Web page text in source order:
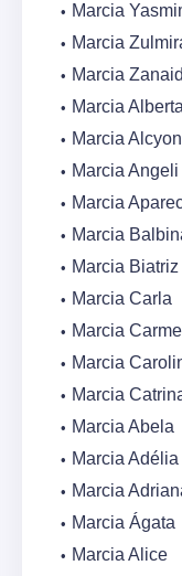
Marcia
Marcia
Marcia
Marcia Alberta
Marcia
Marcia Angeli
Marcia
Marcia
Marcia Biatriz
Marcia Carla
Marcia
Marcia
Marcia
Marcia Abela
Marcia Adélia
Marcia
Marcia Ágata
Marcia Alice